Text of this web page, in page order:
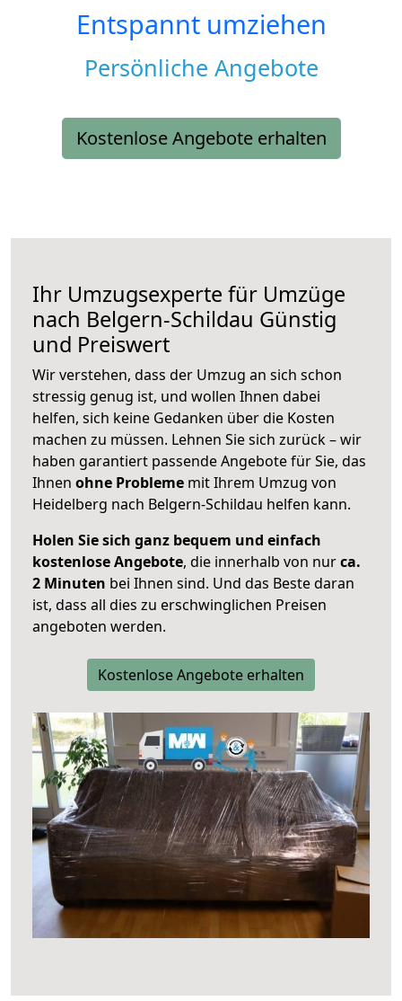
Entspannt umziehen
Persönliche Angebote
Kostenlose Angebote erhalten
Ihr Umzugsexperte für Umzüge
nach Belgern-Schildau Günstig
und Preiswert
Wir verstehen, dass der Umzug an sich schon
stressig genug ist, und wollen Ihnen dabei
helfen, sich keine Gedanken über die Kosten
machen zu müssen. Lehnen Sie sich zurück – wir
haben garantiert passende Angebote für Sie, das
Ihnen ohne Probleme mit Ihrem Umzug von
Heidelberg nach Belgern-Schildau helfen kann.
Holen Sie sich ganz bequem und einfach
kostenlose Angebote, die innerhalb von nurca.
2 Minuten bei Ihnen sind. Und das Beste daran
ist, dass all dies zu erschwinglichen Preisen
angeboten werden.
Kostenlose Angebote erhalten